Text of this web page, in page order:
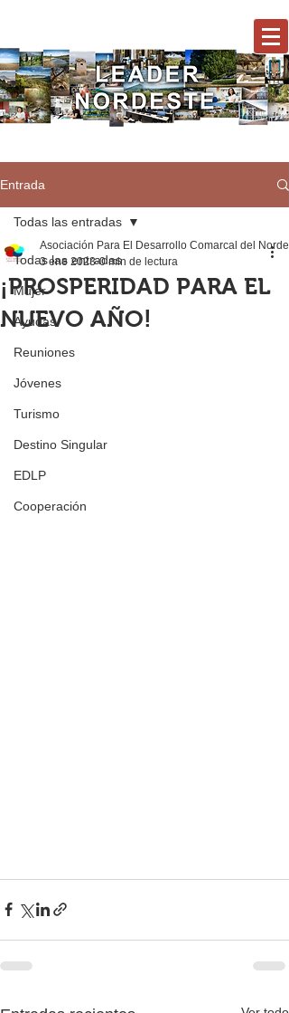
Entrada
Todas las entradas
Mujer
Ayudas
Reuniones
Jóvenes
Turismo
Destino Singular
EDLP
Cooperación
Todas las entradas
¡PROSPERIDAD PARA EL
NUEVO AÑO!
Asociación Para El Desarrollo Comarcal del
3 ene 2023 0 min de lectura